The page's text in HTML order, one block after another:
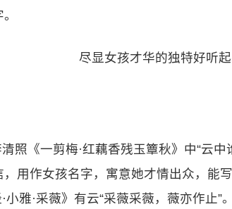
照《一剪梅·红藕香残玉簟秋》中“云
用作女孩名字，寓意她才情出众，能
小雅·采薇》有云“采薇采薇，薇亦作止”